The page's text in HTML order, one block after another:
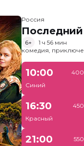
Россия
6+
1 ч 56 мин
комедия,
10:00
Синий
400
16:30
Красный
21:00